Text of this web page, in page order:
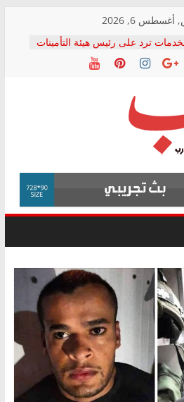
6, 2026
ترد على رئيس هيئة التأمينات
الصحفي: إنكار الأزمة لا ينهي
أصحاب المعاشات.. ونطالب بكشف
سليمان يكتب: القطاع الصحي إلى
الشعبي يطلق لجنة “الحق
بالإسكندرية لرصد الانتهاكات
لمدينة الصحفيين.. وانتهاء أعمال
المبنى الإداري
القومي لحقوق الإنسان يعلن
قضية الدكتور محمد زهران.. ويؤكد:
البراءة وضمانات المحاكمة العادلة